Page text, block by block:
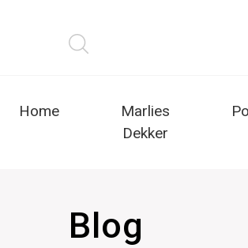
Home
Marlies
Dekker
Blog